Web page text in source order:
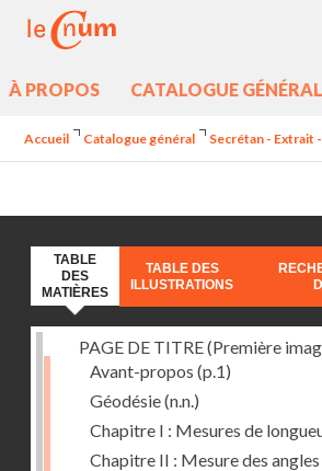
À PROPOS CATALOGUE GÉNÉRAL
Accueil Catalogue général Secrétan - Extrait
TABLE
DES
MATIÈRES
TABLE DES
ILLUSTRATIONS
PAGE DE TITRE (Première
Avant-propos (p.1)
Géodésie(n.n.)
Chapitre I : Mesures de
Chapitre II : Mesure des angles